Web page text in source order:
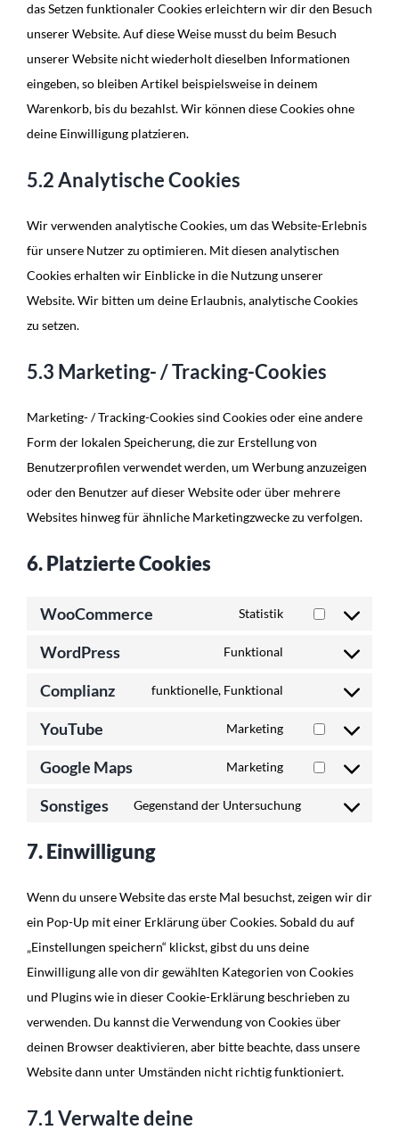
das Setzen funktionaler Cookies erleichtern wir dir den Besuch
unserer Website. Auf diese Weise musst du beim Besuch
unserer Website nicht wiederholt dieselben Informationen
eingeben, so bleiben Artikel beispielsweise in deinem
Warenkorb, bis du bezahlst. Wir können diese Cookies ohne
deine Einwilligung platzieren.
5.2 Analytische Cookies
Wir verwenden analytische Cookies, um das Website-Erlebnis
für unsere Nutzer zu optimieren. Mit diesen analytischen
Cookies erhalten wir Einblicke in die Nutzung unserer
Website. Wir bitten um deine Erlaubnis, analytische Cookies
zu setzen.
5.3 Marketing- / Tracking-Cookies
Marketing- / Tracking-Cookies sind Cookies oder eine andere
Form der lokalen Speicherung, die zur Erstellung von
Benutzerprofilen verwendet werden, um Werbung anzuzeigen
oder den Benutzer auf dieser Website oder über mehrere
Websites hinweg für ähnliche Marketingzwecke zu verfolgen.
6. Platzierte Cookies
WooCommerce Statistik
Consent
woocommerce
WordPress Funktional
wordpress
Complianz funktionelle, Funktional
complianz
YouTube Marketing
Consent
youtube
Google Maps Marketing
Consent
to
Sonstiges Gegenstand der Untersuchung
Consent
sonstiges
7. Einwilligung
Wenn du unsere Website das erste Mal besuchst, zeigen wir dir
ein Pop-Up mit einer Erklärung über Cookies. Sobald du auf
„Einstellungen speichern“ klickst, gibst du uns deine
Einwilligung alle von dir gewählten Kategorien von Cookies
und Plugins wie in dieser Cookie-Erklärung beschrieben zu
verwenden. Du kannst die Verwendung von Cookies über
deinen Browser deaktivieren, aber bitte beachte, dass unsere
Website dann unter Umständen nicht richtig funktioniert.
7.1 Verwalte deine